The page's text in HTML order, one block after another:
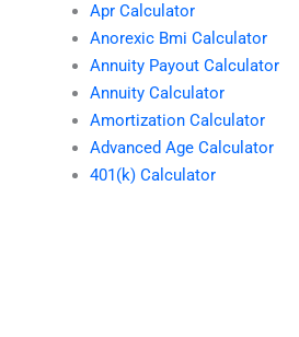
Apr Calculator
Anorexic Bmi Calculator
Annuity Payout Calculator
Annuity Calculator
Amortization Calculator
Advanced Age Calculator
401(k) Calculator